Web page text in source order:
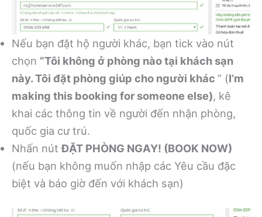
Nếu bạn đặt hộ người khác, bạn tick vào nút
chọn ”Tôi không ở phòng nào tại khách sạn
này. Tôi đặt phòng giúp cho người khác ” (I’m
making this booking for someone else), kê
khai các thông tin về người đến nhận phòng,
quốc gia cư trú.
Nhấn nútĐẶT PHÒNG NGAY! (BOOK NOW)
(nếu bạn không muốn nhập các Yêu cầu đặc
biệt và báo giờ đến với khách sạn)